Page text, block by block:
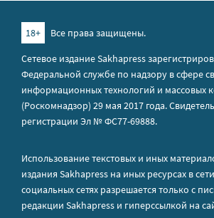
18+
Все права защищены.
Сетевое издание Sakhapress
Федеральной службе по надзору в сфере
информационных технологий и массовых
(Роскомнадзор) 29 мая 2017 года.
регистрации Эл № ФС77-69888.
Использование текстовых и иных
издания Sakhapress на иных ресурсах в
социальных сетях разрешается только с
редакции Sakhapress и гиперссылкой на